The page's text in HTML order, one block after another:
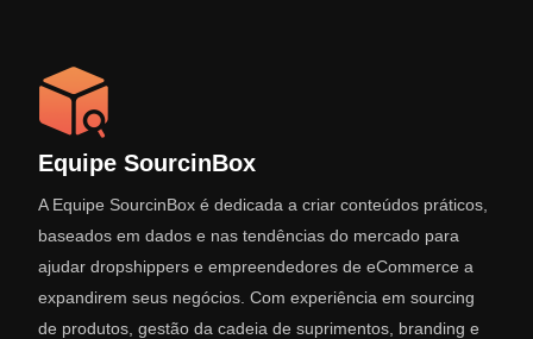
Equipe SourcinBox
A Equipe SourcinBox é dedicada a criar conteúdos práticos,
baseados em dados e nas tendências do mercado para
ajudar dropshippers e empreendedores de eCommerce a
expandirem seus negócios. Com experiência em sourcing
de produtos, gestão da cadeia de suprimentos, branding e